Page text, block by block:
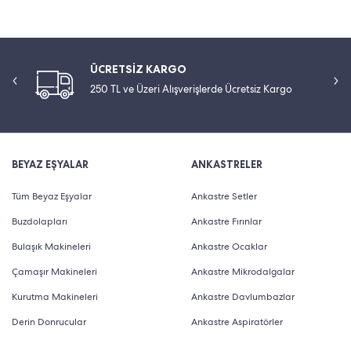
ÜCRETSİZ KARGO
250 TL ve Üzeri Alışverişlerde Ücretsiz Kargo
BEYAZ EŞYALAR
Tüm Beyaz Eşyalar
Buzdolapları
Bulaşık Makineleri
Çamaşır Makineleri
Kurutma Makineleri
Derin Donrucular
ANKASTRELER
Ankastre Setler
Ankastre Fırınlar
Ankastre Ocaklar
Ankastre Mikrodalgalar
Ankastre Davlumbazlar
Ankastre Aspiratörler